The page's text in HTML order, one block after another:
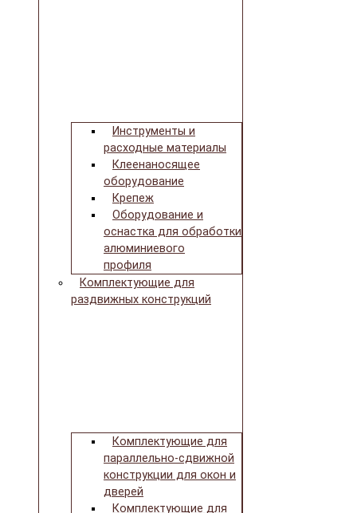
Инструменты и
расходные материалы
Клеенаносящее
оборудование
Крепеж
Оборудование и
оснастка для обработки
алюминиевого
профиля
Комплектующие для
раздвижных конструкций
Комплектующие для
параллельно-сдвижной
конструкции для окон и
дверей
Комплектующие для